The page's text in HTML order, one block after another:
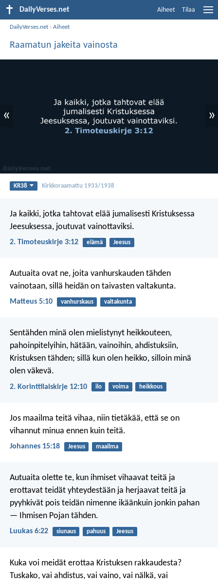
DailyVerses.net Aiheet Tilaa
DailyVerses.net ›Aiheet
Raamatun jakeita vainosta
« »
KR38 Kirkkoraamattu 1933/1938
Ja kaikki, jotka tahtovat elää jumalisesti Kristuksessa
Jeesuksessa, joutuvat vainottaviksi.
2. Timoteuskirje 3:12 elämä Jeesus
Autuaita ovat ne, joita vanhurskauden tähden
vainotaan, sillä heidän on taivasten valtakunta.
Matteus 5:10 vanhurskaus valtakunta
Sentähden minä olen mielistynyt heikkouteen,
pahoinpitelyihin, hätään, vainoihin, ahdistuksiin,
Kristuksen tähden; sillä kun olen heikko, silloin minä
olen väkevä.
2. Korinttilaiskirje 12:10 ilo voima heikkous
Jos maailma teitä vihaa, niin tietäkää, että se on
vihannut minua ennen kuin teitä.
Johannes 15:18 Jeesus maailma
Autuaita olette te, kun ihmiset vihaavat teitä ja
erottavat teidät yhteydestään ja herjaavat teitä ja
pyyhkivät pois teidän nimenne ikäänkuin jonkin pahan
— Ihmisen Pojan tähden.
Luukas 6:22 siunaus pahuus Jeesus
Kuka voi meidät erottaa Kristuksen rakkaudesta?
Tuskako, vai ahdistus, vai vaino, vai nälkä, vai